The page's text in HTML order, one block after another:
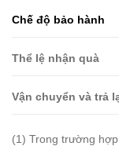
Chế độ bảo hành
Thể lệ nhận quà
Vận chuyển và trả
(1) Trong trường